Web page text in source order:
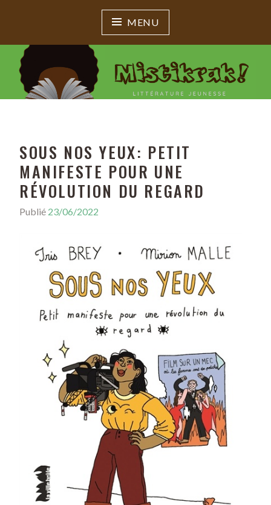
MENU
MISTIKRAK !
Littérature jeunesse
SOUS NOS YEUX: PETIT
MANIFESTE POUR UNE
RÉVOLUTION DU REGARD
Publié 23/06/2022